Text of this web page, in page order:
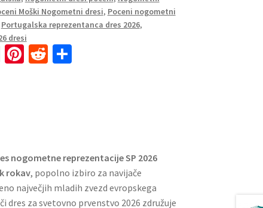
Moški Nogometni dresi, Poceni nogometni
Portugalska reprezentanca dres 2026,
dresi
E Pi R S
nogometne reprezentacije SP 2026
rokav, popolno izbiro za navijače
največjih mladih zvezd evropskega
dres za svetovno prvenstvo 2026 združuje